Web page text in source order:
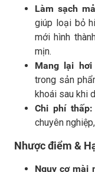
Làm sạch
giúp loại bỏ
mới hình
mịn.
Mang lại
trong sản
khoái sau khi
Chi phí thấp:
chuyên
Nhược điểm &
Nguy cơ mài